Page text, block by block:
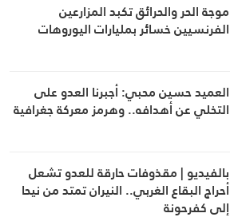
موجة الحر والحرائق تكبد المزارعين
الفرنسيين خسائر بمليارات اليوروهات
العميد حسين محبي: أجبرنا العدو على
التخلي عن أهدافه.. وهرمز معركة جغرافية
بالفيديو | مقذوفات حارقة للعدو تشعل
أحراج البقاع الغربي.. النيران تمتد من نيحا
إلى كفرحونة